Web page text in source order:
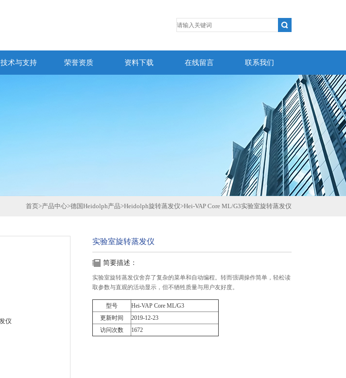
技术与支持 荣誉资质 资料下载 在线留言 联系我们
首页>产品中心>德国Heidolph产品>Heidolph旋转蒸发仪>Hei-VAP Core ML/G3实验室旋转蒸发仪
实验室旋转蒸发仪
简要描述：
实验室旋转蒸发仪舍弃了复杂的菜单和自动编程。转而强调操作简单，轻松读
取参数与直观的活动显示，但不牺牲质量与用户友好度。
型号
Hei-VAP Core ML/G3
更新时间
2019-12-23
访问次数
1672